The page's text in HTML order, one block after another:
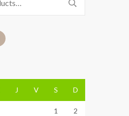
J V S D
1 2